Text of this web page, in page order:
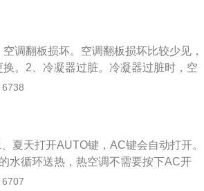
絮飘飞，这些都会沾在滤清器上，容易
器也要定时清洗，而且要将水箱拆下
：空调使用时会吸进很多灰尘，定期开
这是保持空调清洁的一种简单的方法。
、清理和除异味。
调翻板损坏。空调翻板损坏比较少见，
。2、冷凝器过脏。冷凝器过脏时，空
，所以需要定期清洗。3、空调压缩
4、压缩机驱动皮带老化松弛。制冷剂
媒。汽车空调在使用两到三年之后需要
会有冷媒慢慢流失，空调管道或冷凝器
6738
夏天打开AUTO键，AC键会自动打开。
水循环送热，热空调不需要按下AC开
要吹冷风，就要打开AC，使压缩机工作
6707